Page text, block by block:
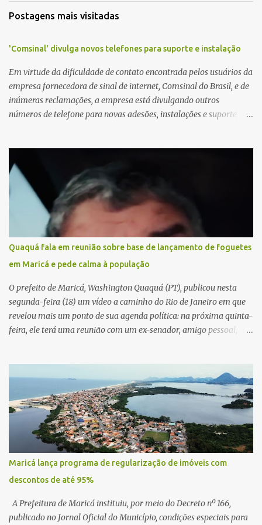
Postagens mais visitadas
'Comsinal' divulga novos telefones para suporte e instalação
Em virtude da dificuldade de contato encontrada pelos usuários da
empresa fornecedora de sinal de internet, Comsinal do Brasil, e de
inúmeras reclamações, a empresa está divulgando outros
números de telefone para novas adesões, instalações e suporte
Quaquá fala em reunião sobre base de lançamento de foguetes
em Maricá e pede calma à população
O prefeito de Maricá, Washington Quaquá (PT), publicou nesta
segunda-feira (18) um vídeo a caminho do Rio de Janeiro em que
revelou mais um ponto de sua agenda política: na próxima quinta-
feira, ele terá uma reunião com um ex-senador, amigo pessoal,
atenção pela ousadia do projeto, que colocaria Maricá em um
novo patamar de visibilidade tecnológica e estratégica. Segundo
Quaquá, a conversa será o início de um debate maior sobre a
viabilidade dessa estrutura na cidade. Durante o vídeo, o prefeito
também respondeu às críticas que vem recebendo. Segundo ele,
muitas pessoas estão dizendo que promete muito, mas não estaria
entregando resultados imediatos. Quaquá pediu paciência e
garantiu que os frutos começarão a aparecer em breve. “O pessoal
fala que eu prometo muito, mas não faço nada. Eu digo: calma.
Vocês Esperam, daqui a um ano o que será feito em Mari...
Maricá lança programa de regularização de imóveis com
descontos de até 95%
A Prefeitura de Maricá instituiu, por meio do Decreto nº 166,
publicado no Jornal Oficial do Município, condições especiais para